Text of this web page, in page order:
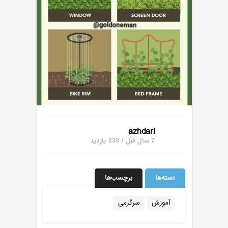
azhdari
7 سال قبل / 833 بازدید
دسته‌ها برچسب‌ها
آموزش سرگرمی